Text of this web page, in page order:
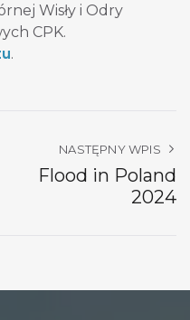
Wisły i Odry
CPK.
.
NASTĘPNY WPIS
Flood in Poland
2024